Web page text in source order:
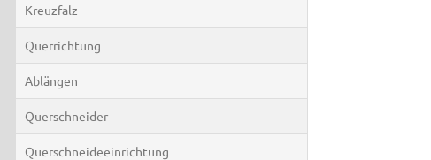
Kreuzfalz
Querrichtung
Ablängen
Querschneider
Querschneideeinrichtung